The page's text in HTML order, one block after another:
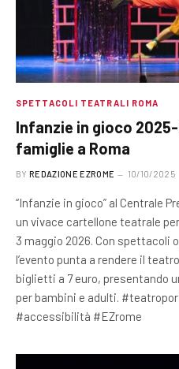
SPETTACOLI TEATRALI ROMA
Infanzie in gioco
famiglie a Roma
BY REDAZIONE EZROME 10/10/2025
“Infanzie in gioco” al Centrale
un vivace cartellone teatrale
3 maggio 2026. Con spettacoli
l’evento punta a rendere il
biglietti a 7 euro, presentando
per bambini e adulti.
#accessibilità #EZrome